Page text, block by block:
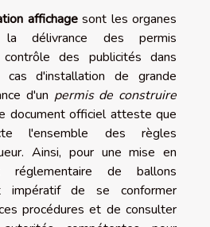
affichagesont les organes
la délivrance des permis
des publicités dans
cas d'installation de grande
d'un permis de construire
document officiel atteste que
l'ensemble des règles
Ainsi, pour une mise en
de ballons
impératif de se conformer
procédures et de consulter